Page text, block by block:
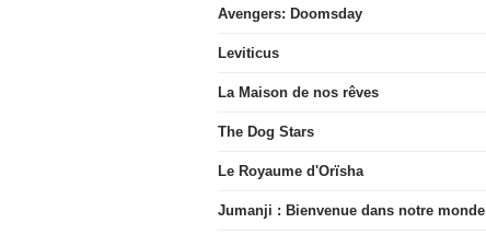
Avengers: Doomsday
Leviticus
La Maison de nos rêves
The Dog Stars
Le Royaume d'Orïsha
Jumanji : Bienvenue dans notre monde